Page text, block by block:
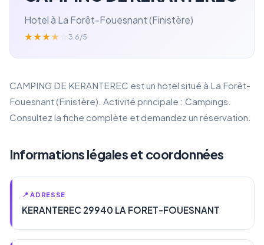
Hotel à La Forêt-Fouesnant (Finistère)
★★★★ 3.6/5
CAMPING DE KERANTEREC est un hotel situé à La Forêt-
Fouesnant (Finistère). Activité principale : Campings.
Consultez la fiche complète et demandez un réservation.
Informations légales et coordonnées
📍 ADRESSE
KERANTEREC 29940 LA FORET-FOUESNANT